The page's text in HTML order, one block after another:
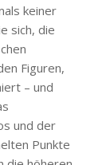
keiner
sich, die
Figuren,
– und
und der
Punkte